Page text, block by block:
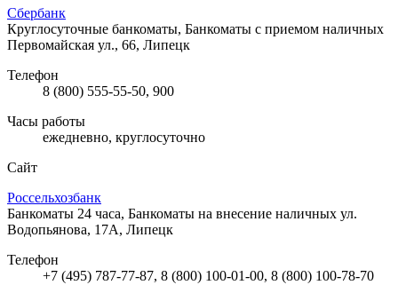
Сбербанк
Круглосуточные банкоматы, Банкоматы с приемом наличных
Первомайская ул., 66, Липецк
Телефон
8 (800) 555-55-50, 900
Часы работы
ежедневно, круглосуточно
Сайт
Россельхозбанк
Банкоматы 24 часа, Банкоматы на внесение наличных ул.
Водопьянова, 17А, Липецк
Телефон
+7 (495) 787-77-87, 8 (800) 100-01-00, 8 (800) 100-78-70